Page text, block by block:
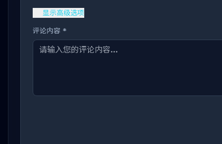
显示高级选项
评论内容 *